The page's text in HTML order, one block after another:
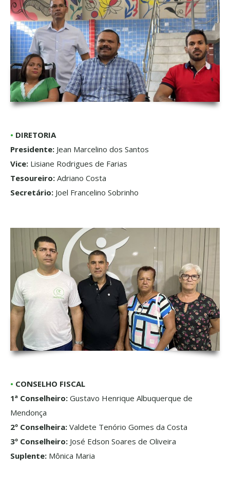
• DIRETORIA
Presidente: Jean Marcelino dos Santos
Vice: Lisiane Rodrigues de Farias
Tesoureiro: Adriano Costa
Secretário: Joel Francelino Sobrinho
• CONSELHO FISCAL
1ª Conselheiro: Gustavo Henrique Albuquerque de
Mendonça
2º Conselheira: Valdete Tenório Gomes da Costa
3º Conselheiro: José Edson Soares de Oliveira
Suplente: Mônica Maria